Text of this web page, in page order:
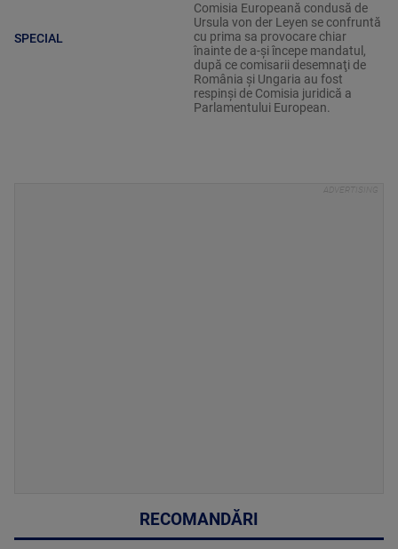
SPECIAL
Comisia Europeană condusă de
Ursula von der Leyen se confruntă
cu prima sa provocare chiar
înainte de a-şi începe mandatul,
după ce comisarii desemnaţi de
România şi Ungaria au fost
respinşi de Comisia juridică a
Parlamentului European.
RECOMANDĂRI